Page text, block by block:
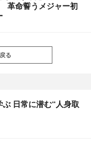
革命誓うメジャー初
る
日常に潜む“人身取